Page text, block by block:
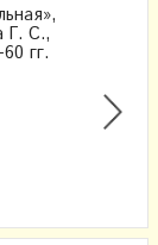
Г. С.,
гг.